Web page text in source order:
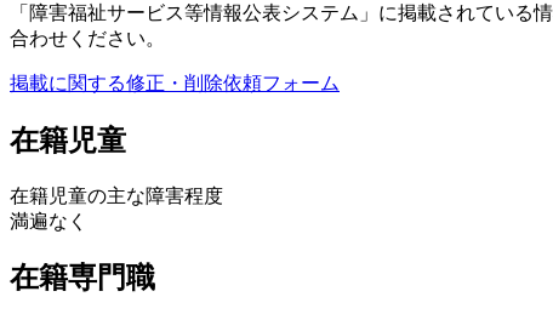
「障害福祉サービス等情報公表システム」に掲載されてい
合わせください。
掲載に関する修正・削除依頼フォーム
在籍児童
在籍児童の主な障害程度
満遍なく
在籍専門職